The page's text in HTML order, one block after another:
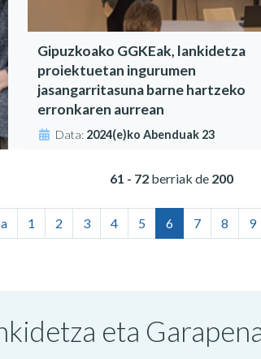
Gipuzkoako GGKEak, lankidetza
proiektuetan ingurumen
jasangarritasuna barne hartzeko
erronkaren aurrean
Data: 2024(e)ko Abenduak 23
61 - 72 berriak de 200
1 2 3 4 5 6 7 8 9
eta